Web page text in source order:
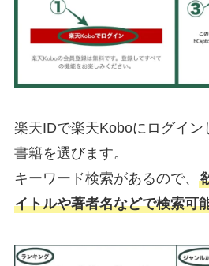
楽天IDで楽天Koboにログイン
書籍を選びます。
キーワード検索があるので、
イトルや著者名などで検索可